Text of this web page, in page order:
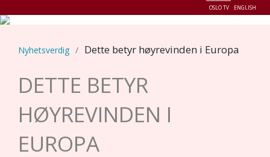
OSLO TV ENGLISH
Nyhetsverdig / Dette betyr høyrevinden i Europa
DETTE BETYR
HØYREVINDEN I
EUROPA